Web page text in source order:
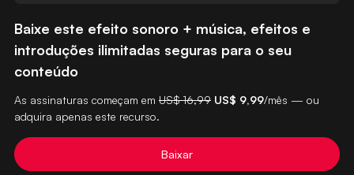
Baixe este efeito sonoro + música, efeitos e
introduções ilimitadas seguras para o seu
conteúdo
As assinaturas começam em US$ 16,99 US$ 9,99/mês — ou
adquira apenas este recurso.
Baixar